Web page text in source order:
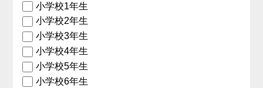
小学校1年生
小学校2年生
小学校3年生
小学校4年生
小学校5年生
小学校6年生